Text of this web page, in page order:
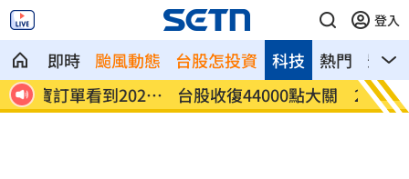
登入
即時 颱風動態 台股怎投資 熱門 影音
科技
台股收復44000點大關 2關鍵看AI產業發
展
他見
歲